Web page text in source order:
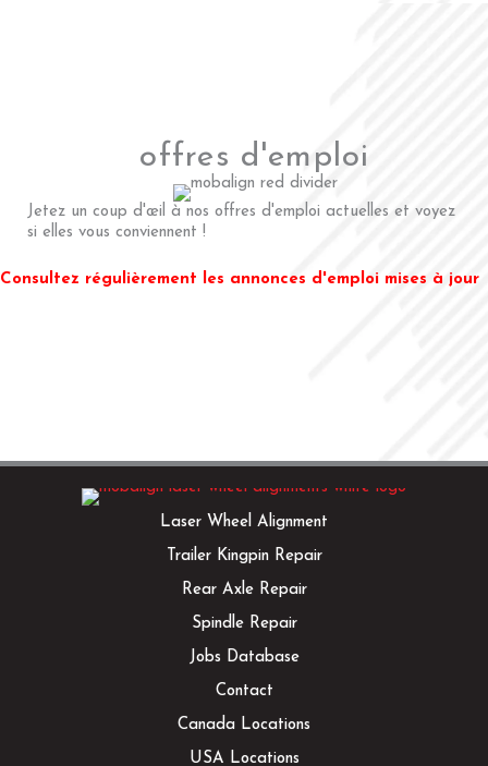
offres d'emploi
Jetez un coup d'œil à nos offres d'emploi actuelles et voyez
si elles vous conviennent !
Consultez régulièrement les annonces d'emploi mises à jour
Laser Wheel Alignment
Trailer Kingpin Repair
Rear Axle Repair
Spindle Repair
Jobs Database
Contact
Canada Locations
USA Locations